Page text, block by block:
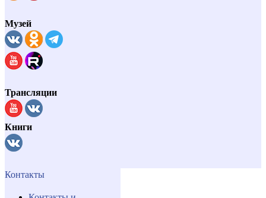
Музей
Трансляции
Книги
Контакты